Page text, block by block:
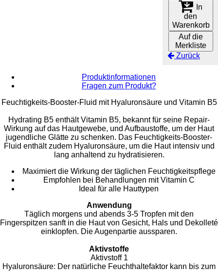
In
den
Warenkorb
Auf die
Merkliste
Zurück
Produktinformationen
Fragen zum Produkt?
Feuchtigkeits-Booster-Fluid mit Hyaluronsäure und Vitamin B5
Hydrating B5 enthält Vitamin B5, bekannt für seine Repair-
Wirkung auf das Hautgewebe, und Aufbaustoffe, um der Haut
jugendliche Glätte zu schenken. Das Feuchtigkeits-Booster-
Fluid enthält zudem Hyaluronsäure, um die Haut intensiv und
lang anhaltend zu hydratisieren.
Maximiert die Wirkung der täglichen Feuchtigkeitspflege
Empfohlen bei Behandlungen mit Vitamin C
Ideal für alle Hauttypen
Anwendung
Täglich morgens und abends 3-5 Tropfen mit den
Fingerspitzen sanft in die Haut von Gesicht, Hals und Dekolleté
einklopfen. Die Augenpartie aussparen.
Aktivstoffe
Aktivstoff 1
Hyaluronsäure: Der natürliche Feuchthaltefaktor kann bis zum